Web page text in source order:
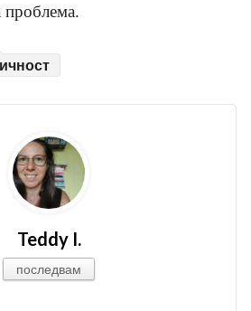
проблема.
Teddy I.
последвам